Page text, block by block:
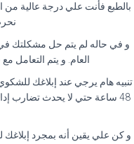
بالطبع فأنت علي درجة عالية من
العام. و يتم التعامل
تنبيه هام يرجي عند إبلاغك
48 ساعة حتي لا يحدث تضارب
و كن علي يقين أنه بمجرد إبلاغك